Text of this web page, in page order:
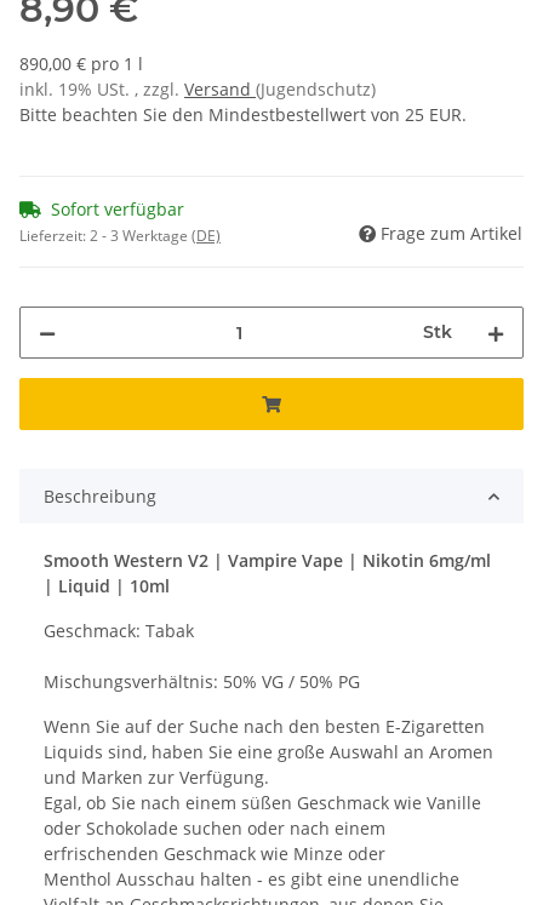
8,90 €
890,00 € pro 1 l
inkl. 19% USt. , zzgl. Versand (Jugendschutz)
Bitte beachten Sie den Mindestbestellwert von 25 EUR.
Sofort verfügbar
Lieferzeit:2 - 3 Werktage (DE) Frage zum Artikel
Stk
Beschreibung
Smooth Western V2 | Vampire Vape | Nikotin 6mg/ml
| Liquid | 10ml
Geschmack: Tabak
Mischungsverhältnis: 50% VG / 50% PG
Wenn Sie auf der Suche nach den besten E-Zigaretten
Liquids sind, haben Sie eine große Auswahl an Aromen
und Marken zur Verfügung.
Egal, ob Sie nach einem süßen Geschmack wie Vanille
oder Schokolade suchen oder nach einem
erfrischenden Geschmack wie Minze oder
Menthol Ausschau halten - es gibt eine unendliche